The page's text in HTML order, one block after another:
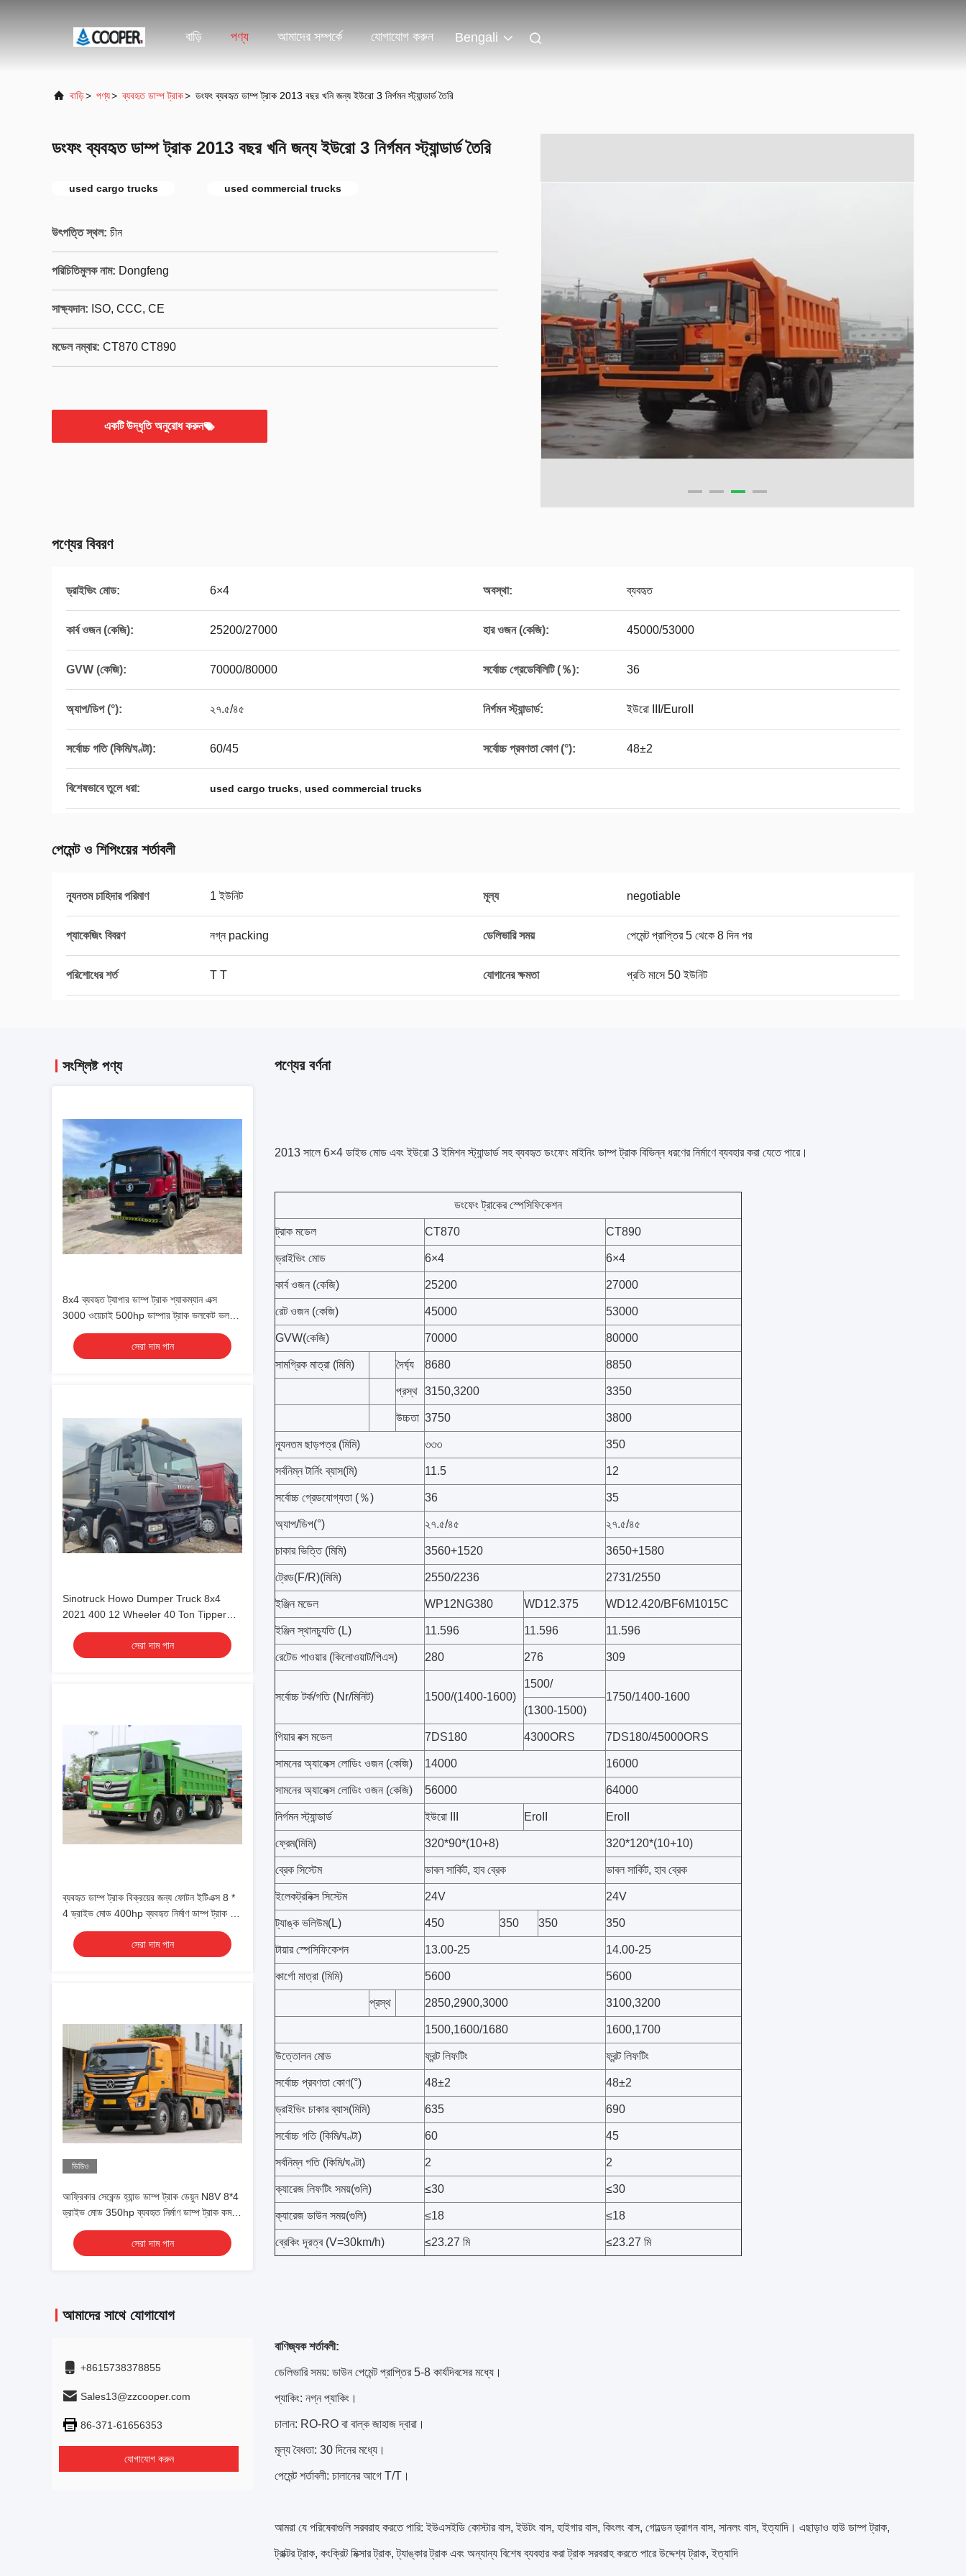
বাড়ি পণ্য আমাদের সম্পর্কে যোগাযোগ করুন Bengali
বাড়ি> পণ্য> ব্যবহৃত ডাম্প ট্রাক> ডংফং ব্যবহৃত ডাম্প ট্রাক 2013 বছর খনি জন্য ইউরো 3 নির্গমন স্ট্যান্ডার্ড তৈরি
ডংফং ব্যবহৃত ডাম্প ট্রাক 2013 বছর খনি জন্য ইউরো 3 নির্গমন স্ট্যান্ডার্ড তৈরি
used cargo trucks used commercial trucks
উৎপত্তি স্থল: চীন
পরিচিতিমুলক নাম: Dongfeng
সাক্ষ্যদান: ISO, CCC, CE
মডেল নম্বার: CT870 CT890
একটি উদ্ধৃতি অনুরোধ করুন
পণ্যের বিবরণ
ড্রাইভিং মোড: 6×4 অবস্থা: ব্যবহৃত
কার্ব ওজন (কেজি): 25200/27000 হার ওজন (কেজি): 45000/53000
GVW (কেজি): 70000/80000 সর্বোচ্চ গ্রেডেবিলিটি (％): 36
অ্যাপ/ডিপ (°): ২৭.৫/৪৫ নির্গমন স্ট্যান্ডার্ড: ইউরো III/EuroII
সর্বোচ্চ গতি (কিমি/ঘণ্টা): 60/45 সর্বোচ্চ প্রবণতা কোণ (°): 48±2
বিশেষভাবে তুলে ধরা: used cargo trucks, used commercial trucks
পেমেন্ট ও শিপিংয়ের শর্তাবলী
ন্যূনতম চাহিদার পরিমাণ 1 ইউনিট মূল্য negotiable
প্যাকেজিং বিবরণ নগ্ন packing ডেলিভারি সময় পেমেন্ট প্রাপ্তির 5 থেকে 8 দিন পর
পরিশোধের শর্ত T T যোগানের ক্ষমতা প্রতি মাসে 50 ইউনিট
সংশ্লিষ্ট পণ্য
8x4 ব্যবহৃত ট্যাপার ডাম্প ট্রাক শ্যাকম্যান এক্স
3000 ওয়েচাই 500hp ডাম্পার ট্রাক ভলকেট ভলটিও
আরএইচডি / এলএইচডি
সেরা দাম পান
Sinotruck Howo Dumper Truck 8x4
2021 400 12 Wheeler 40 Ton Tipper
Truck Dump Truck
সেরা দাম পান
ব্যবহৃত ডাম্প ট্রাক বিক্রয়ের জন্য ফোটন ইটিএক্স 8 *
4 ড্রাইভ মোড 400hp ব্যবহৃত নির্মাণ ডাম্প ট্রাক কম
মাইলিং সহ
সেরা দাম পান
ভিডিও
আফ্রিকার সেকেন্ড হ্যান্ড ডাম্প ট্রাক ডেয়ুন N8V 8*4
ড্রাইভ মোড 350hp ব্যবহৃত নির্মাণ ডাম্প ট্রাক কম
কিলোমিটারে
সেরা দাম পান
আমাদের সাথে যোগাযোগ
+8615738378855
Sales13@zzcooper.com
86-371-61656353
যোগাযোগ করুন
পণ্যের বর্ণনা
2013 সালে 6×4 ডাইভ মোড এবং ইউরো 3 ইমিশন স্ট্যান্ডার্ড সহ ব্যবহৃত ডংফেং মাইনিং ডাম্প ট্রাক বিভিন্ন ধরণের নির্মাণে ব্যবহার করা যেতে পারে।
ডংফেং ট্রাকের স্পেসিফিকেশন
ট্রাক মডেল CT870 CT890
ড্রাইভিং মোড 6×4 6×4
কার্ব ওজন (কেজি) 25200 27000
রেট ওজন (কেজি) 45000 53000
GVW(কেজি) 70000 80000
সামগ্রিক মাত্রা (মিমি) দৈর্ঘ্য 8680 8850
প্রস্থ 3150,3200 3350
উচ্চতা 3750 3800
ন্যূনতম ছাড়পত্র (মিমি) ৩৩৩ 350
সর্বনিম্ন টার্নিং ব্যাস(মি) 11.5 12
সর্বোচ্চ গ্রেডযোগ্যতা (％) 36 35
অ্যাপ/ডিপ(°) ২৭.৫/৪৫ ২৭.৫/৪৫
চাকার ভিত্তি (মিমি) 3560+1520 3650+1580
ট্রেড(F/R)(মিমি) 2550/2236 2731/2550
ইঞ্জিন মডেল WP12NG380 WD12.375 WD12.420/BF6M1015C
ইঞ্জিন স্থানচ্যুতি (L) 11.596 11.596 11.596
রেটেড পাওয়ার (কিলোওয়াট/পিএস) 280 276 309
সর্বোচ্চ টর্ক/গতি (Nr/মিনিট) 1500/(1400-1600)
1500/
1750/1400-1600
(1300-1500)
গিয়ার বক্স মডেল 7DS180 4300ORS 7DS180/45000ORS
সামনের অ্যালেক্স লোডিং ওজন (কেজি) 14000 16000
সামনের অ্যালেক্স লোডিং ওজন (কেজি) 56000 64000
নির্গমন স্ট্যান্ডার্ড ইউরো III EroII EroII
ফ্রেম(মিমি) 320*90*(10+8) 320*120*(10+10)
ব্রেক সিস্টেম ডাবল সার্কিট, হাব ব্রেক ডাবল সার্কিট, হাব ব্রেক
ইলেকট্রনিক্স সিস্টেম 24V 24V
ট্যাঙ্ক ভলিউম(L) 450 350 350 350
টায়ার স্পেসিফিকেশন 13.00-25 14.00-25
কার্গো মাত্রা (মিমি) 5600 5600
প্রস্থ 2850,2900,3000 3100,3200
1500,1600/1680 1600,1700
উত্তোলন মোড ফ্রন্ট লিফটিং ফ্রন্ট লিফটিং
সর্বোচ্চ প্রবণতা কোণ(°) 48±2 48±2
ড্রাইভিং চাকার ব্যাস(মিমি) 635 690
সর্বোচ্চ গতি (কিমি/ঘণ্টা) 60 45
সর্বনিম্ন গতি (কিমি/ঘণ্টা) 2 2
ক্যারেজ লিফটিং সময়(গুলি) ≤30 ≤30
ক্যারেজ ডাউন সময়(গুলি) ≤18 ≤18
ব্রেকিং দূরত্ব (V=30km/h) ≤23.27 মি ≤23.27 মি
বাণিজ্যক শর্তাবলী:
ডেলিভারি সময়: ডাউন পেমেন্ট প্রাপ্তির 5-8 কার্যদিবসের মধ্যে।
প্যাকিং: নগ্ন প্যাকিং।
চালান: RO-RO বা বাল্ক জাহাজ দ্বারা।
মূল্য বৈধতা: 30 দিনের মধ্যে।
পেমেন্ট শর্তাবলী: চালানের আগে T/T।
আমরা যে পরিষেবাগুলি সরবরাহ করতে পারি: ইউএসইডি কোস্টার বাস, ইউটং বাস, হাইগার বাস, কিংলং বাস, গোল্ডেন ড্রাগন বাস, সানলং বাস, ইত্যাদি। এছাড়াও হাউ ডাম্প ট্রাক,
ট্রাক্টর ট্রাক, কংক্রিট মিক্সার ট্রাক, ট্যাঙ্কার ট্রাক এবং অন্যান্য বিশেষ ব্যবহার করা ট্রাক সরবরাহ করতে পারে উদ্দেশ্য ট্রাক, ইত্যাদি